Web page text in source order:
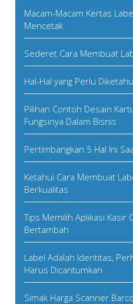
Macam-Macam Kertas
Mencetak
Sederet Cara Membuat
Hal-Hal yang Perlu
Pilihan Contoh Desain
Fungsinya Dalam Bisnis
Pertimbangkan 5 Hal Ini
Ketahui Cara Membuat
Berkualitas
Tips Memilih Aplikasi Kasir
Bertambah
Label Adalah Identitas,
Harus Dicantumkan
Simak Harga Scanner